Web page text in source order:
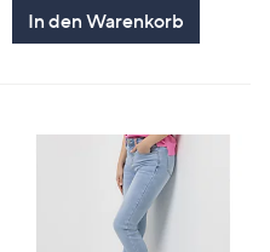
In den Warenkorb